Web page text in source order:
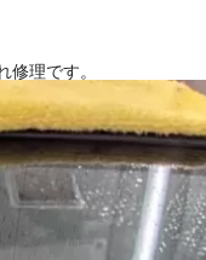
れ
理です。